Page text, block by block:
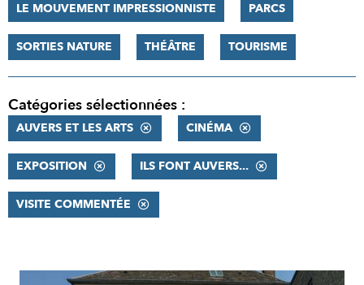
LE MOUVEMENT IMPRESSIONNISTE PARCS
SORTIES NATURE THÉÂTRE TOURISME
Catégories sélectionnées :
AUVERS ET LES ARTS CINÉMA
EXPOSITION ILS FONT AUVERS...
VISITE COMMENTÉE